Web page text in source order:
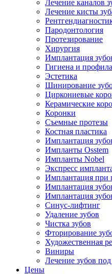
Лечение каналов
Лечение кисты
Пародонтология
Протезирование
Хирургия
Имплантация
Гигиена и
Эстетика
Шинирование
Циркониевые
Керамические
Коронки
Съемные протезы
Костная пластика
Имплантация
Импланты Osstem
Импланты Nobel
Экспресс
Имплантация при
Имплантация
Имплантация
Синус-лифтинг
Удаление зубов
Чистка зубов
Фторирование
Художественная
Виниры
Лечение зубов
Цены